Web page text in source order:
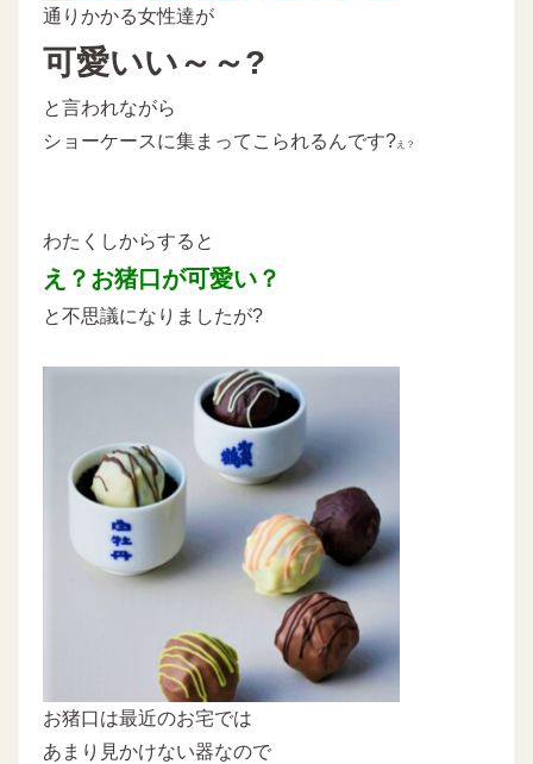
通りかかる女性達が
可愛いい～～?
と言われながら
ショーケースに集まってこられるんです?え？
わたくしからすると
え？お猪口が可愛い？
と不思議になりましたが?
お猪口は最近のお宅では
あまり見かけない器なので